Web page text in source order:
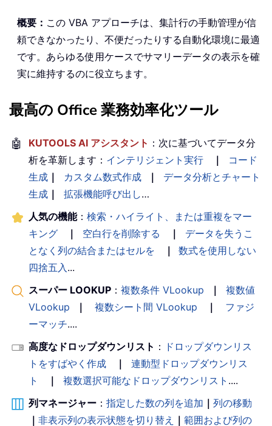
概要： この VBA アプローチは、集計行の手動管理が信
頼できなかったり、不便だったりする自動化環境に最適
です。あらゆる使用ケースでサマリーデータの表示を確
実に維持するのに役立ちます。
最高の Office 業務効率化ツール
🤖 KUTOOLS AI アシスタント ：次に基づいてデータ分
析を革新します： インテリジェント実行 ｜
コード
生成 ｜ カスタム数式作成 ｜
データ分析とチャート
生成 ｜ 拡張機能呼び出し…
人気の機能： 検索・ハイライト、または重複をマー
キング
｜ 空白行を削除する ｜
データを失うこ
となく列の結合またはセルを
｜
数式を使用しない
四捨五入 ...
スーパー LOOKUP ： 複数条件 VLookup ｜
複数値
VLookup
｜ 複数シート間 VLookup ｜
ファジ
ーマッチ....
高度なドロップダウンリスト ： ドロップダウンリス
トをすばやく作成
｜
連動型ドロップダウンリス
ト
｜ 複数選択可能なドロップダウンリスト ....
列マネージャー ： 指定した数の列を追加 ｜ 列の移動
｜ 非表示列の表示状態を切り替え ｜ 範囲および列の